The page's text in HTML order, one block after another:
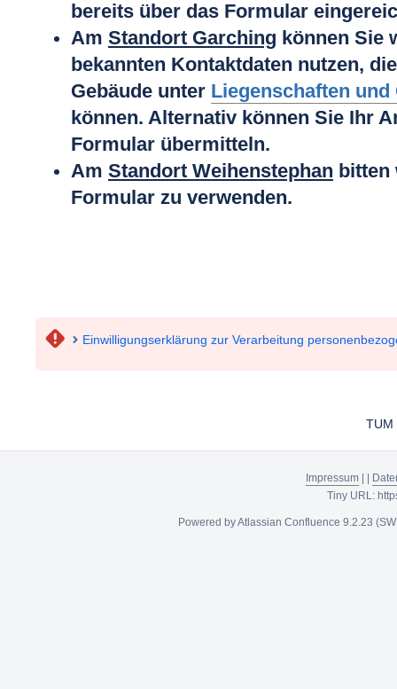
bereits über das Formular
Am Standort Garching können Sie
bekannten Kontaktdaten nutzen,
Gebäude unter Liegenschaften und
können. Alternativ können Sie Ihr
Formular übermitteln.
Am Standort Weihenstephan bitten
Formular zu verwenden.
Einwilligungserklärung zur Verarbeitung
TUM
Impressum|
Tiny URL:
Powered byAtlassian Confluence 9.2.23